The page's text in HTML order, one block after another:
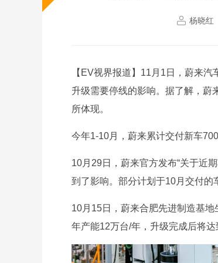
杨晓红
【EV视界报道】11月1日，蔚来
升级需要停线的影响。据了解，蔚
所体现。
今年1-10月，蔚来累计交付新车
10月29日，蔚来官方发布“关于近
到了影响。部分计划于10月交付的
10月15日，蔚来合肥先进制造基
年产能12万台/年，升级完成后将达